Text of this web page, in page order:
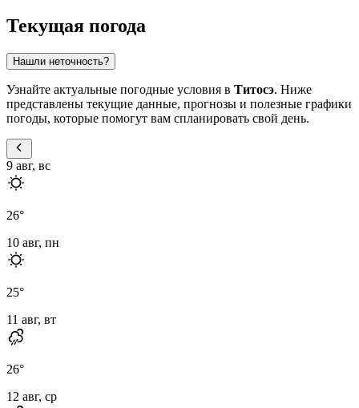
Текущая погода
Нашли неточность?
Узнайте актуальные погодные условия в Титосэ. Ниже
представлены текущие данные, прогнозы и полезные графики
погоды, которые помогут вам спланировать свой день.
9 авг, вс
26°
10 авг, пн
25°
11 авг, вт
26°
12 авг, ср